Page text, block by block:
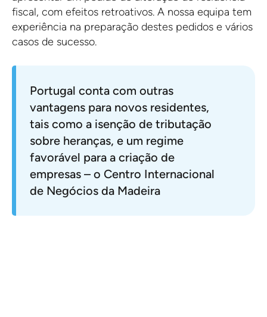
fiscal, com efeitos retroativos. A nossa equipa tem
experiência na preparação destes pedidos e vários
casos de sucesso.
Portugal conta com outras
vantagens para novos residentes,
tais como a isenção de tributação
sobre heranças, e um regime
favorável para a criação de
empresas – o Centro Internacional
de Negócios da Madeira